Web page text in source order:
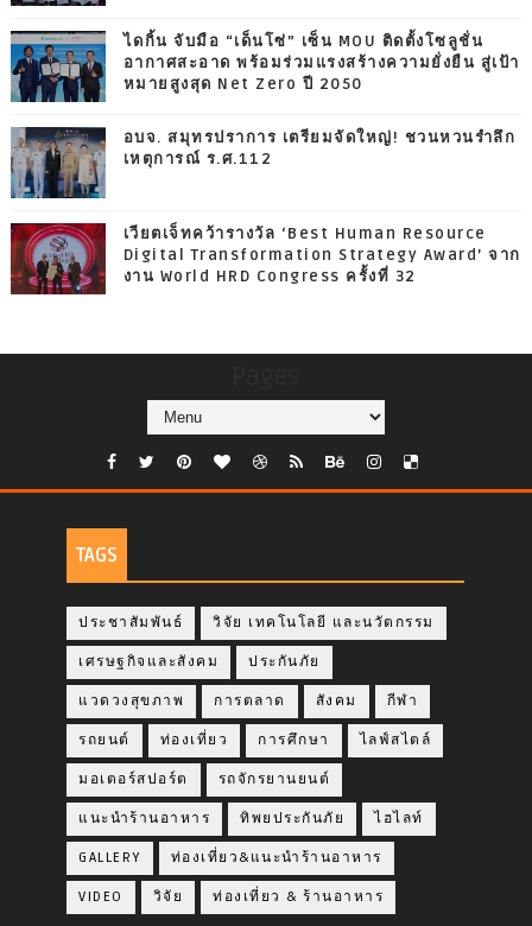
ไดกิ้น จับมือ “เด็นโซ่” เซ็น MOU ติดตั้งโซลูชั่น
อากาศสะอาด พร้อมร่วมแรงสร้างความยั่งยืน สู่เป้า
หมายสูงสุด Net Zero ปี 2050
อบจ. สมุทรปราการ เตรียมจัดใหญ่! ชวนหวนรำลึก
เหตุการณ์ ร.ศ.112
เวียตเจ็ทคว้ารางวัล ‘Best Human Resource
Digital Transformation Strategy Award’ จาก
งาน World HRD Congress ครั้งที่ 32
TAGS
ประชาสัมพันธ์ วิจัย เทคโนโลยี และนวัตกรรม
เศรษฐกิจและสังคม ประกันภัย
แวดวงสุขภาพ การตลาด สังคม กีฬา
รถยนต์ ท่องเที่ยว การศึกษา ไลฟ์สไตล์
มอเตอร์สปอร์ต รถจักรยานยนต์
แนะนำร้านอาหาร ทิพยประกันภัย ไฮไลท์
GALLERY ท่องเที่ยว&แนะนำร้านอาหาร
VIDEO วิจัย ท่องเที่ยว & ร้านอาหาร